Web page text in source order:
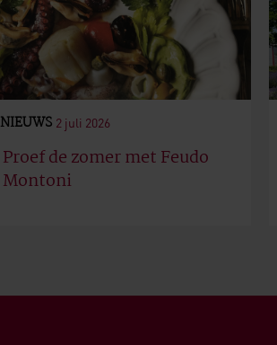
NIEUWS 2 juli 2026
Proef de zomer met Feudo
Montoni